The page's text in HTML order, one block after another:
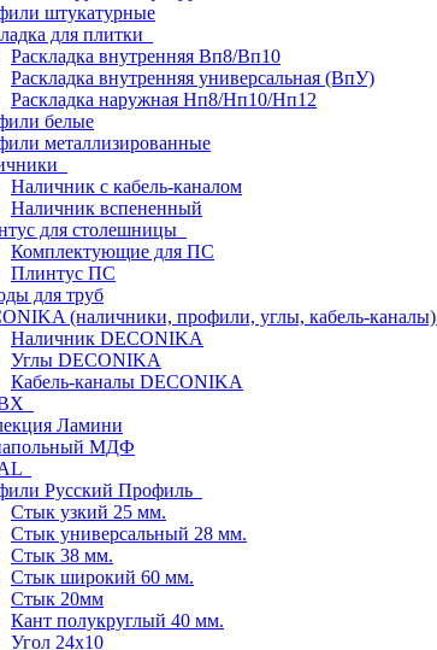
штукатурные
для плитки
Раскладка внутренняя Вп8/Вп10
Раскладка внутренняя универсальная (ВпУ)
Раскладка наружная Нп8/Нп10/Нп12
белые
металлизированные
Наличник с кабель-каналом
Наличник вспененный
для столешницы
Комплектующие для ПС
Плинтус ПС
для труб
(наличники, профили, углы, кабель-каналы)
Наличник DECONIKA
Углы DECONIKA
Кабель-каналы DECONIKA
Ламини
МДФ
Русский Профиль
Стык узкий 25 мм.
Стык универсальный 28 мм.
Стык 38 мм.
Стык широкий 60 мм.
Стык 20мм
Кант полукруглый 40 мм.
Угол 24х10